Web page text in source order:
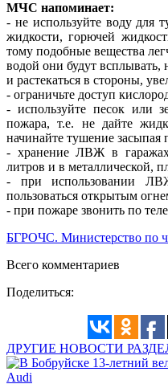
МЧС напоминает:
- не используйте воду для
жидкости, горючей
тому подобные вещества
водой они будут всплывать,
и растекаться в стороны,
- ограничьте доступ
- используйте песок или
пожара, т.е. не дайте
начинайте тушение засыпая
- хранение ЛВЖ в
литров и в металлической,
- при использовании
пользоваться открытым
- при пожаре звонить по
БГРОЧС. Министерство по
Всего комментариев
Поделиться:
ДРУГИЕ НОВОСТИ